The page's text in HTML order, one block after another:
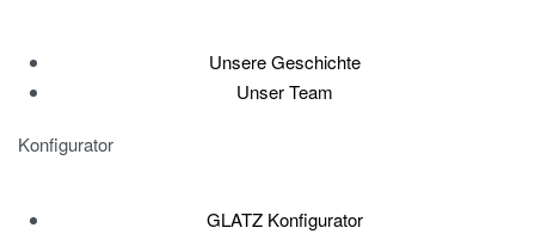
Unsere Geschichte
Unser Team
Konfigurator
GLATZ Konfigurator